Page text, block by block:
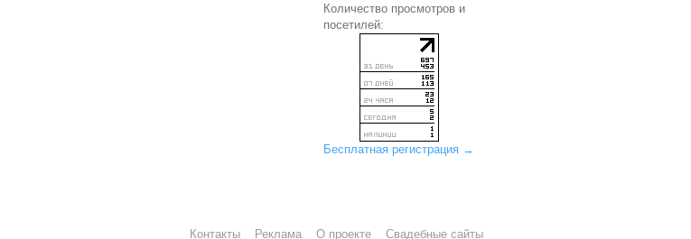
Количество просмотров и
посетилей:
Бесплатная регистрация →
Контакты Реклама О проекте Свадебные сайты